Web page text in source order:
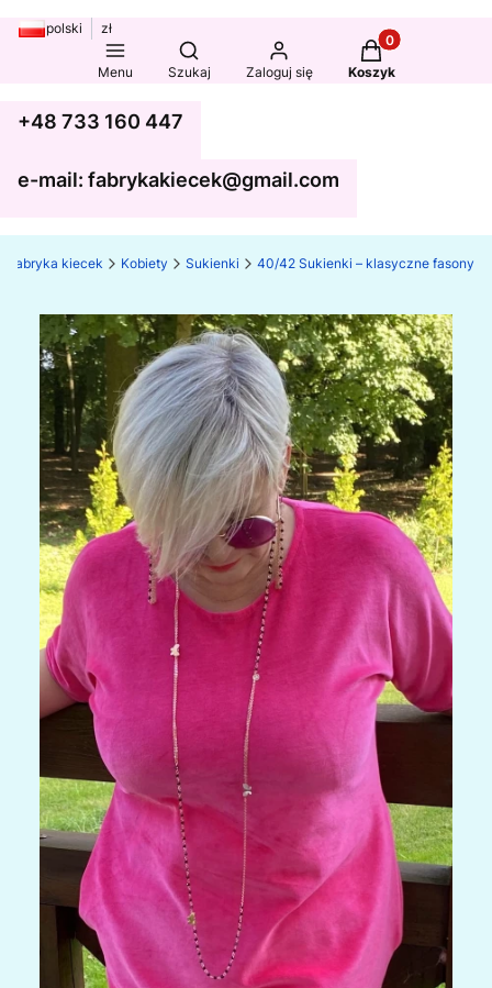
polski zł
Menu
Otwórz wyszukiwarkę
Szukaj Zaloguj się
Produkty w
Koszyk
+48 733 160 447
e-mail: fabrykakiecek@gmail.com
Fabryka kiecek Kobiety Sukienki 40/42 Sukienki – klasyczne fasony